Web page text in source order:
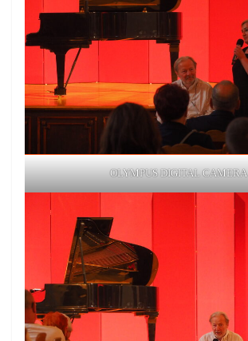
OLYMPUS DIGITAL CAMERA